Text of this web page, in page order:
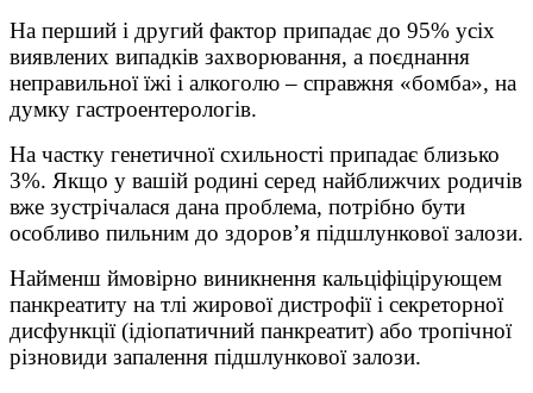
На перший і другий фактор припадає до 95% усіх
виявлених випадків захворювання, а поєднання
неправильної їжі і алкоголю – справжня «бомба», на
думку гастроентерологів.
На частку генетичної схильності припадає близько
3%. Якщо у вашій родині серед найближчих родичів
вже зустрічалася дана проблема, потрібно бути
особливо пильним до здоров’я підшлункової залози.
Найменш ймовірно виникнення кальціфіцірующем
панкреатиту на тлі жирової дистрофії і секреторної
дисфункції (ідіопатичний панкреатит) або тропічної
різновиди запалення підшлункової залози.